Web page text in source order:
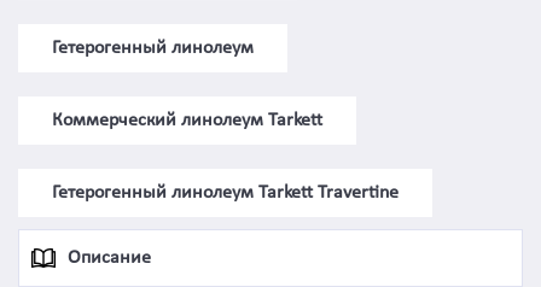
Гетерогенный линолеум
Коммерческий линолеум Tarkett
Гетерогенный линолеум Tarkett Travertine
Описание